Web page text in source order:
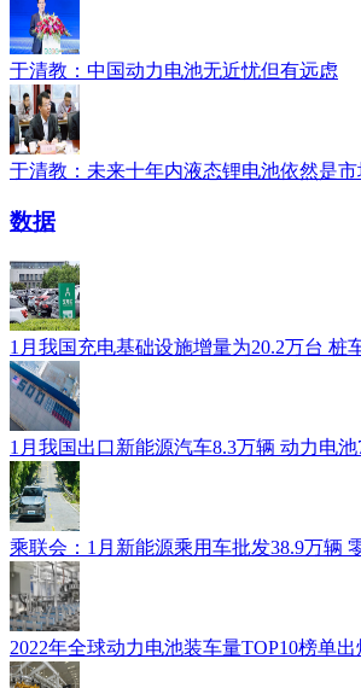
于清教：中国动力电池无近忧但有远虑
于清教：未来十年内液态锂电池依然是
数据
1月我国充电基础设施增量为20.2万台 桩
1月我国出口新能源汽车8.3万辆 动力电池
乘联会：1月新能源乘用车批发38.9万辆
2022年全球动力电池装车量TOP10榜单